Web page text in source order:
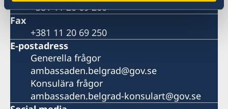
+381 11 20 69 200
Fax
+381 11 20 69 250
E-postadress
Generella frågor
ambassaden.belgrad@gov.se
Konsulära frågor
ambassaden.belgrad-konsulart@gov.se